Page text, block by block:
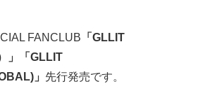
FANCLUB 「GLLIT
」「GLLIT
」 先行発売です。